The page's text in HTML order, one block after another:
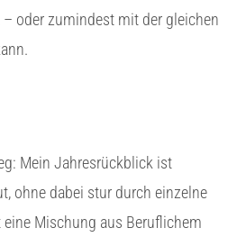
oder zumindest mit der gleichen
Mein Jahresrückblick ist
ohne dabei stur durch einzelne
Mischung aus Beruflichem